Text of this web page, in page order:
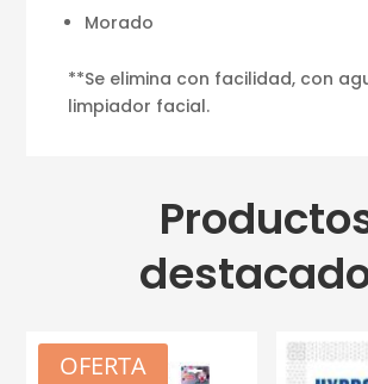
Morado
**Se elimina con facilidad, con
limpiador facial.
OFERTA